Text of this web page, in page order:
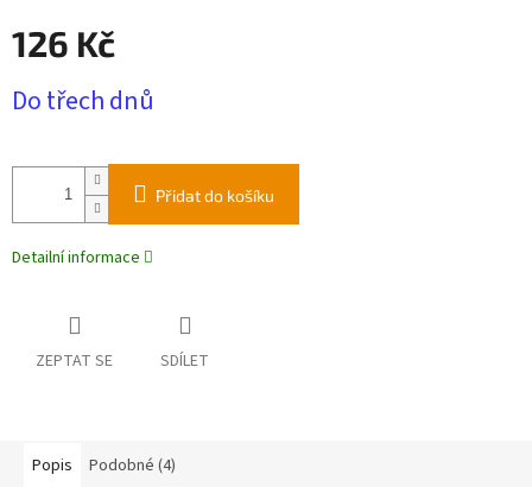
126 Kč
cena:
Do třech dnů
Přidat do košíku
Detailní informace
ZEPTAT SE SDÍLET
Popis Podobné (4)